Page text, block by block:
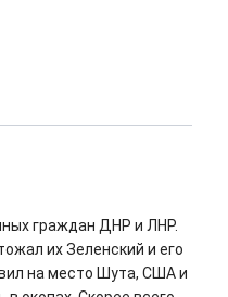
граждан ДНР и ЛНР.
их Зеленский и его
на место Шута, США и